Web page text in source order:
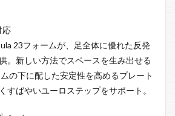
応
23フォームが、足全体に優れた反発
。新しい方法でスペースを生み出せる
の下に配した安定性を高めるプレート
すばやいユーロステップをサポート。